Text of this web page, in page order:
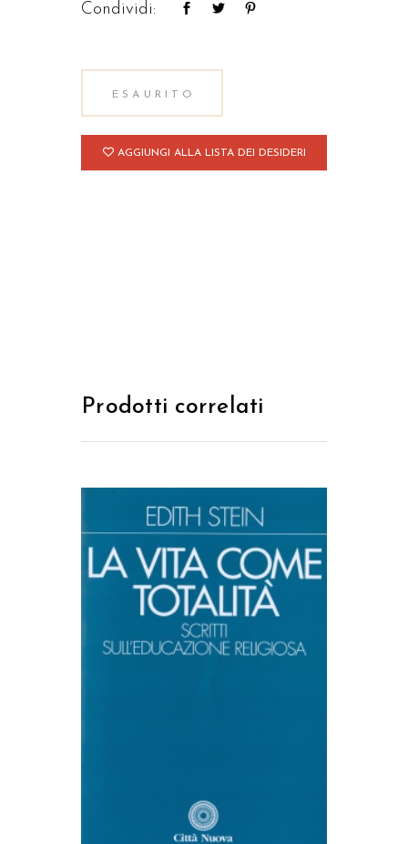
Condividi:
ESAURITO
AGGIUNGI ALLA LISTA DEI DESIDERI
Prodotti correlati